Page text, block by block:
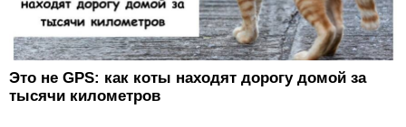
Это не GPS: как коты находят дорогу домой за
тысячи километров